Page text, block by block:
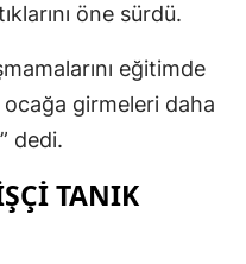
öne sürdü.
eğitimde
girmeleri daha
dedi.
TANIK